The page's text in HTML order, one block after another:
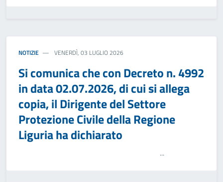
NOTIZIE VENERDÌ, 03 LUGLIO 2026
Si comunica che con Decreto n. 4992
in data 02.07.2026, di cui si allega
copia, il Dirigente del Settore
Protezione Civile della Regione
Liguria ha dichiarato
...